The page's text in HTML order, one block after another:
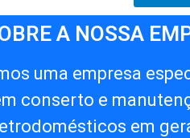
A NOSSA
uma empresa
conserto e
em